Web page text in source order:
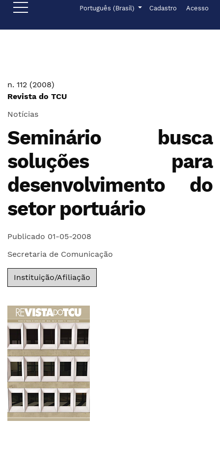
Ir para o menu de navegação principal
Ir para o conteúdo principal
Ir para o rodapé Idioma
Português (Brasil)
Menu de Cadastro Acesso
n. 112 (2008)
Revista do TCU
Notícias
Seminário busca
soluções para
desenvolvimento do
setor portuário
Publicado 01-05-2008
Secretaria de Comunicação
Instituição/Afiliação